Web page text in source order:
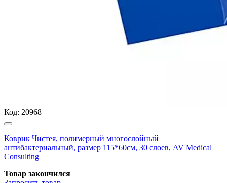
Код: 20968
Коврик Чистея, полимерный многослойный
антибактериальный, размер 115*60см, 30 слоев, AV Medical
Consulting
Товар закончился